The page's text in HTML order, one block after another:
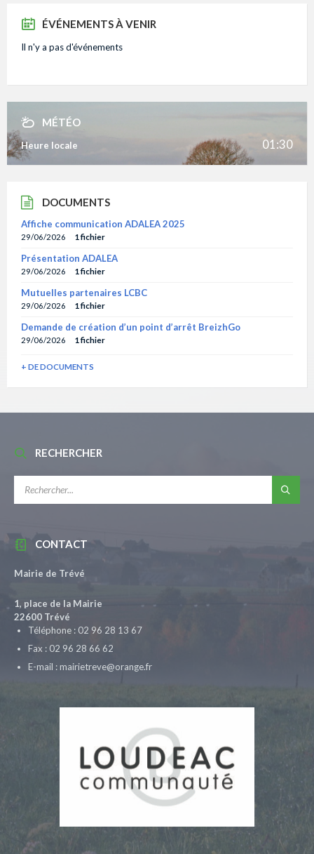
ÉVÉNEMENTS À VENIR
Il n'y a pas d'événements
MÉTÉO
Heure locale 01:30
DOCUMENTS
Affiche communication ADALEA 2025
29/06/2026 1 fichier
Présentation ADALEA
29/06/2026 1 fichier
Mutuelles partenaires LCBC
29/06/2026 1 fichier
Demande de création d’un point d’arrêt BreizhGo
29/06/2026 1 fichier
+ DE DOCUMENTS
RECHERCHER
CONTACT
Mairie de Trévé
1, place de la Mairie
22600 Trévé
Téléphone : 02 96 28 13 67
Fax : 02 96 28 66 62
E-mail : mairietreve@orange.fr